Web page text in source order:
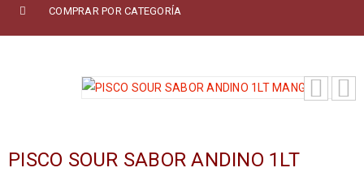
COMPRAR POR CATEGORÍA
PISCO SOUR SABOR ANDINO 1LT